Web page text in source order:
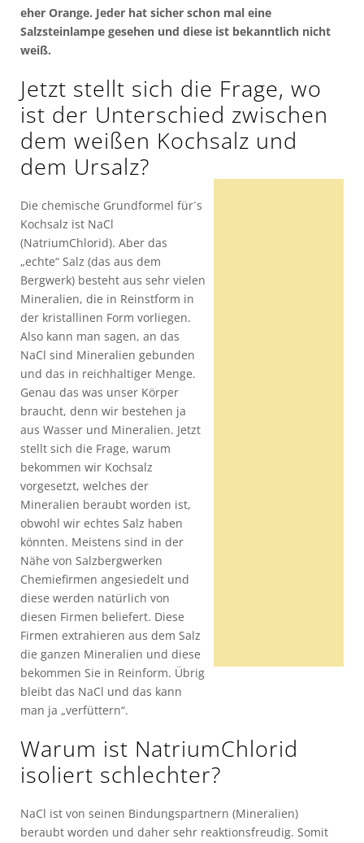
eher Orange. Jeder hat sicher schon mal eine
Salzsteinlampe gesehen und diese ist bekanntlich nicht
weiß.
Jetzt stellt sich die Frage, wo
ist der Unterschied zwischen
dem weißen Kochsalz und
dem Ursalz?
Die chemische Grundformel für´s
Kochsalz ist NaCl
(NatriumChlorid). Aber das
„echte“ Salz (das aus dem
Bergwerk) besteht aus sehr vielen
Mineralien, die in Reinstform in
der kristallinen Form vorliegen.
Also kann man sagen, an das
NaCl sind Mineralien gebunden
und das in reichhaltiger Menge.
Genau das was unser Körper
braucht, denn wir bestehen ja
aus Wasser und Mineralien. Jetzt
stellt sich die Frage, warum
bekommen wir Kochsalz
vorgesetzt, welches der
Mineralien beraubt worden ist,
obwohl wir echtes Salz haben
könnten. Meistens sind in der
Nähe von Salzbergwerken
Chemiefirmen angesiedelt und
diese werden natürlich von
diesen Firmen beliefert. Diese
Firmen extrahieren aus dem Salz
die ganzen Mineralien und diese
bekommen Sie in Reinform. Übrig
bleibt das NaCl und das kann
man ja „verfüttern“.
Warum ist NatriumChlorid
isoliert schlechter?
NaCl ist von seinen Bindungspartnern (Mineralien)
beraubt worden und daher sehr reaktionsfreudig. Somit